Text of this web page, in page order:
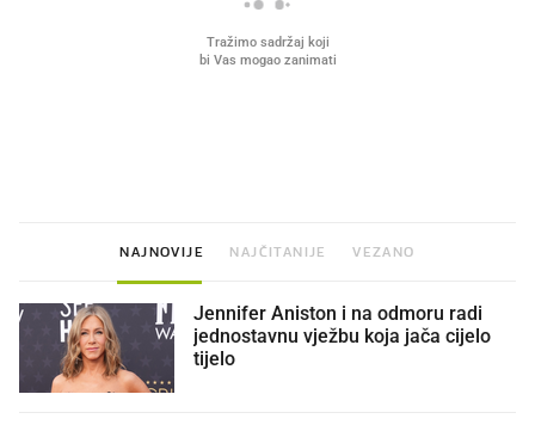
NAJNOVIJE NAJČITANIJE VEZANO
Jennifer Aniston i na odmoru radi
jednostavnu vježbu koja jača cijelo
tijelo